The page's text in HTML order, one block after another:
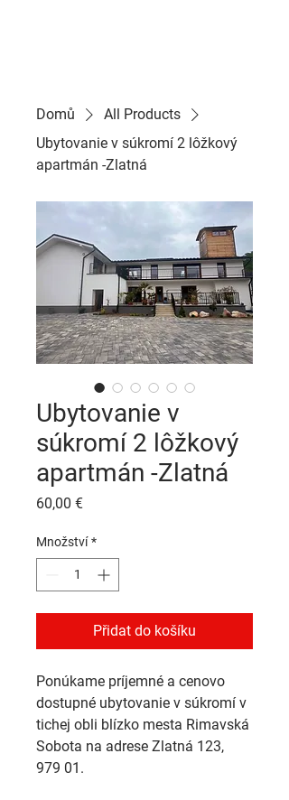
Domů
All Products
Ubytovanie v súkromí 2 lôžkový
apartmán -Zlatná
Ubytovanie v
súkromí 2 lôžkový
apartmán -Zlatná
60,00 €Cena
Množství *
Přidat do košíku
Ponúkame príjemné a cenovo
dostupné ubytovanie v súkromí v
tichej obli blízko mesta Rimavská
Sobota na adrese Zlatná 123,
979 01 .